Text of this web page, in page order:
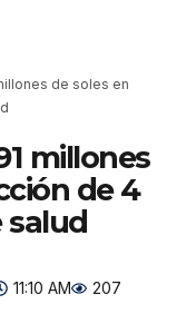
de soles en
millones
de 4
salud
11:10 AM 207